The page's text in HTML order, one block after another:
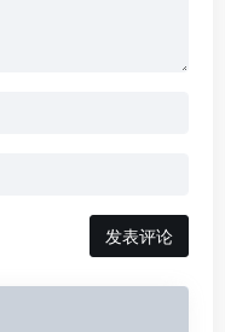
发表评论